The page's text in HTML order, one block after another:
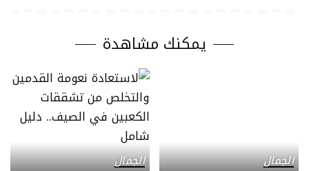
يمكنك مشاهدة
الجمال
الجمال